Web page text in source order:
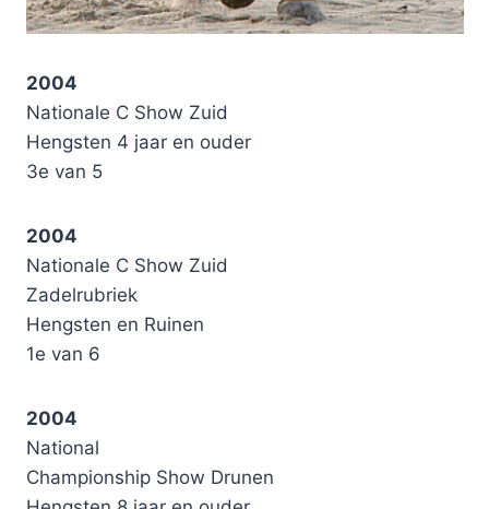
2004
Nationale C Show Zuid
Hengsten 4 jaar en ouder
3e van 5
2004
Nationale C Show Zuid
Zadelrubriek
Hengsten en Ruinen
1e van 6
2004
National
Championship Show Drunen